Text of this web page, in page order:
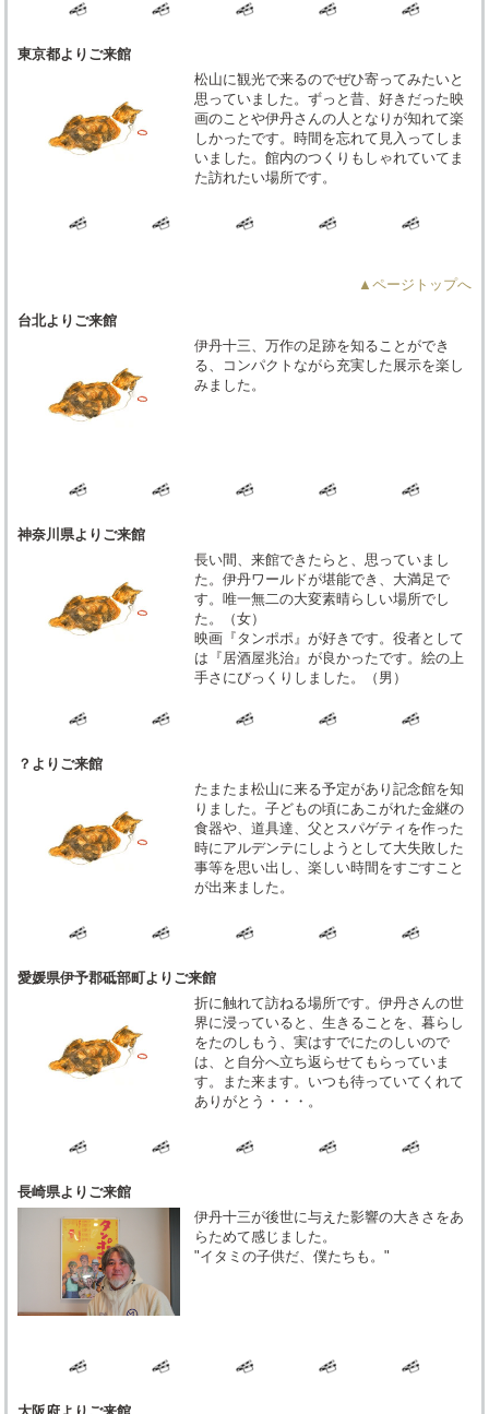
東京都よりご来館
松山に観光で来るのでぜひ寄ってみたいと
思っていました。ずっと昔、好きだった映
画のことや伊丹さんの人となりが知れて楽
しかったです。時間を忘れて見入ってしま
いました。館内のつくりもしゃれていてま
た訪れたい場所です。
▲ページトップへ
台北よりご来館
伊丹十三、万作の足跡を知ることができ
る、コンパクトながら充実した展示を楽し
みました。
神奈川県よりご来館
長い間、来館できたらと、思っていまし
た。伊丹ワールドが堪能でき、大満足で
す。唯一無二の大変素晴らしい場所でし
た。（女）
映画『タンポポ』が好きです。役者として
は『居酒屋兆治』が良かったです。絵の上
手さにびっくりしました。（男）
？よりご来館
たまたま松山に来る予定があり記念館を知
りました。子どもの頃にあこがれた金継の
食器や、道具達、父とスパゲティを作った
時にアルデンテにしようとして大失敗した
事等を思い出し、楽しい時間をすごすこと
が出来ました。
愛媛県伊予郡砥部町よりご来館
折に触れて訪ねる場所です。伊丹さんの世
界に浸っていると、生きることを、暮らし
をたのしもう、実はすでにたのしいので
は、と自分へ立ち返らせてもらっていま
す。また来ます。いつも待っていてくれて
ありがとう・・・。
長崎県よりご来館
伊丹十三が後世に与えた影響の大きさをあ
らためて感じました。
"イタミの子供だ、僕たちも。"